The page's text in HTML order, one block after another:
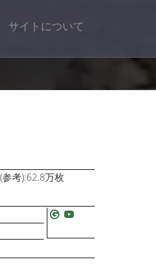
サイトについて
考):62.8万枚